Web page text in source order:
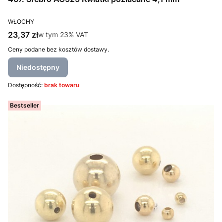
PRODUCENT
WŁOCHY
Cena brutto
23,37 złw tym %s VAT
w tym 23% VAT
Ceny podane bez kosztów dostawy.
Niedostępny
Dostępność: brak towaru
Bestseller